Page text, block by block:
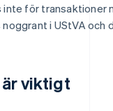
för transaktioner
i UStVA och
viktigt